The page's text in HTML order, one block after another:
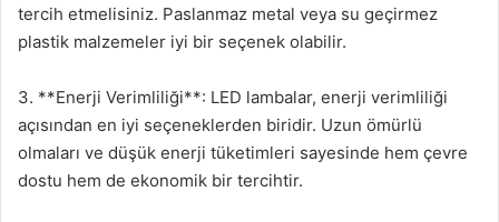
tercih etmelisiniz. Paslanmaz metal veya su geçirmez
plastik malzemeler iyi bir seçenek olabilir.
3. **Enerji Verimliliği**: LED lambalar, enerji verimliliği
açısından en iyi seçeneklerden biridir. Uzun ömürlü
olmaları ve düşük enerji tüketimleri sayesinde hem çevre
dostu hem de ekonomik bir tercihtir.